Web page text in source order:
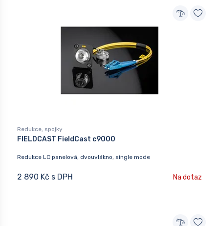
Redukce, spojky
FIELDCAST FieldCast c9000
Redukce LC panelová, dvouvlákno, single mode
2 890 Kč s DPH Na dotaz